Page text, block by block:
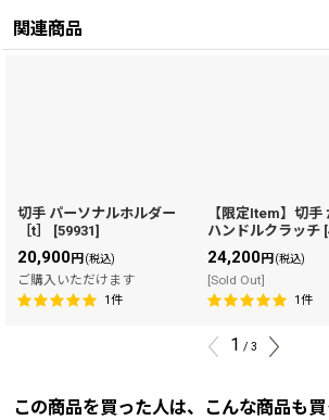
関連商品
切手 パーソナルホルダー
［t］
[59931]
20,900円 (税込)
ご購入いただけます
1件
【限定Item】切手
ハンドルクラッチ [
24,200円 (税込)
[Sold Out]
1件
1 / 3
この商品を買った人は、こんな商品も